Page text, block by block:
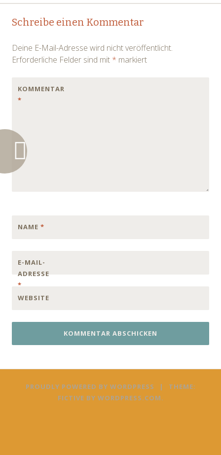
Post
Schreibe einen Kommentar
Deine E-Mail-Adresse wird nicht veröffentlicht.
Erforderliche Felder sind mit * markiert
KOMMENTAR
*
NAME *
E-MAIL-
ADRESSE
*
WEBSITE
PROUDLY POWERED BY WORDPRESS |
THEME:
FICTIVE BY WORDPRESS.COM.